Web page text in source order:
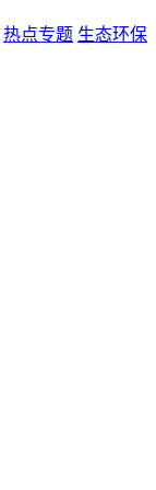
热点专题 生态环保